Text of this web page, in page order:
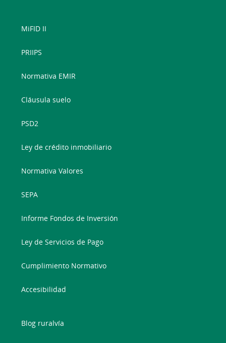
MiFID II
PRIIPS
Normativa EMIR
Cláusula suelo
PSD2
Ley de crédito inmobiliario
Normativa Valores
SEPA
Informe Fondos de Inversión
Ley de Servicios de Pago
Cumplimiento Normativo
Accesibilidad
Blog ruralvía